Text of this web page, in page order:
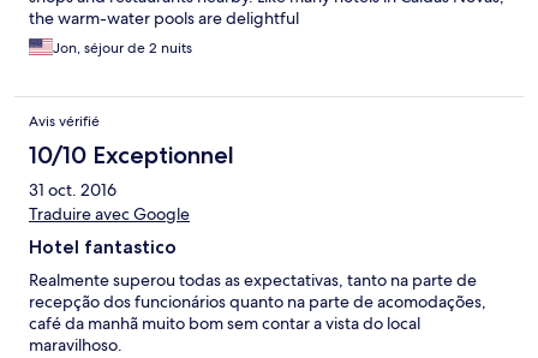
the warm-water pools are delightful
Jon, séjour de 2 nuits
Avis vérifié
10/10 Exceptionnel
31 oct. 2016
Traduire avec Google
Hotel fantastico
Realmente superou todas as expectativas, tanto na parte de
recepção dos funcionários quanto na parte de acomodações,
café da manhã muito bom sem contar a vista do local
maravilhoso.